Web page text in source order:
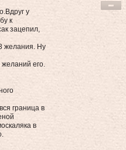
у
к
зацeпил,
желания. Ну
его.
граница в
в